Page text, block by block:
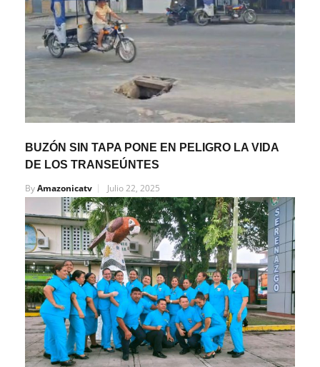
BUZÓN SIN TAPA PONE EN PELIGRO LA VIDA
DE LOS TRANSEÚNTES
ByAmazonicatv Julio 22, 2025